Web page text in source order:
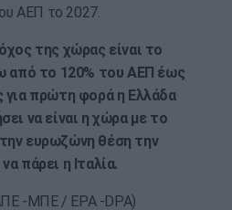
ΑΕΠ το 2027.
της χώρας είναι το
από το 120% του ΑΕΠ έως
πρώτη φορά η Ελλάδα
να είναι η χώρα με το
ευρωζώνη θέση την
πάρει η Ιταλία.
-ΜΠΕ / EPA -DPA)